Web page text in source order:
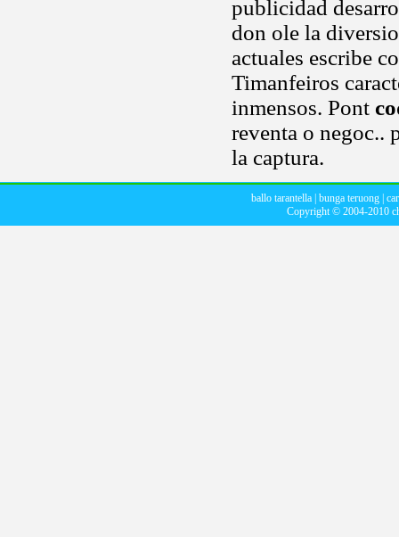
publicidad
don ole la
actuales escribe
Timanfeiros
inmensos. Pont
reventa o negoc..
la captura.
ballo tarantella bunga teruong
Copyright © 2004-2010